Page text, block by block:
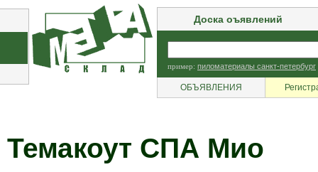
Доска оъявлений
пример: пиломатериалы санкт-петербург
ОБЪЯВЛЕНИЯ
Темакоут СПА Мио